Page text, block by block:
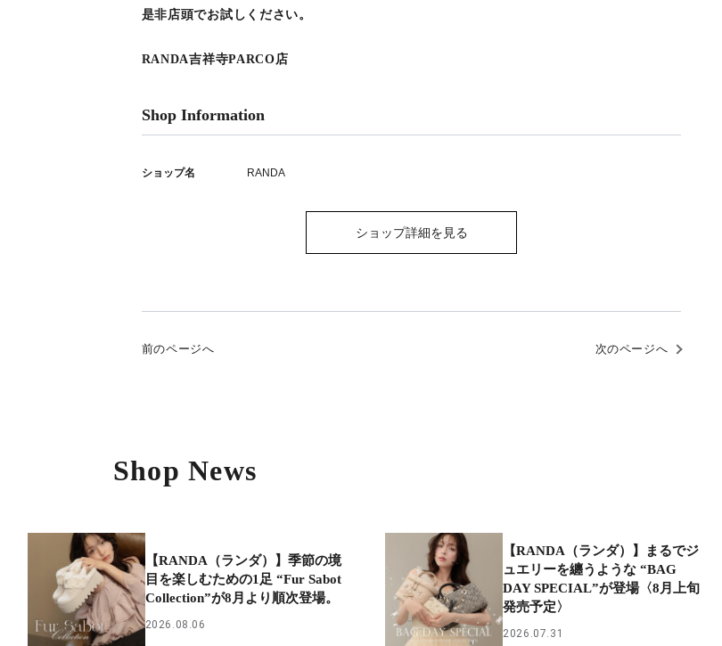
是非店頭でお試しください。
RANDA吉祥寺PARCO店
Shop Information
ショップ名 RANDA
ショップ詳細を見る
前のページへ 次のページへ
Shop News
【RANDA（ランダ）】季節の境
目を楽しむための1足 “Fur Sabot
Collection”が8月より順次登場。
2026.08.06
【RANDA（ランダ）】まるでジ
ュエリーを纏うような “BAG
DAY SPECIAL”が登場〈8月上旬
発売予定〉
2026.07.31